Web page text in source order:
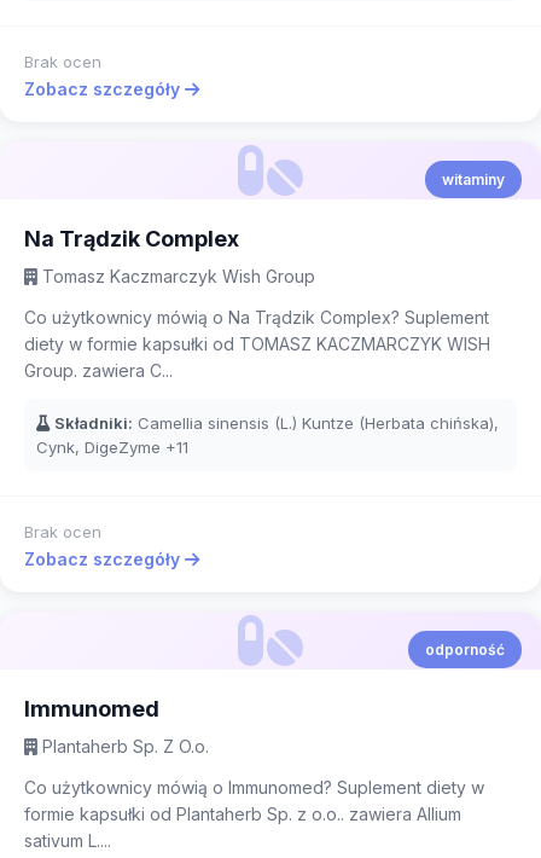
Brak ocen
Zobacz szczegóły
witaminy
Na Trądzik Complex
Tomasz Kaczmarczyk Wish Group
Co użytkownicy mówią o Na Trądzik Complex? Suplement
diety w formie kapsułki od TOMASZ KACZMARCZYK WISH
Group. zawiera C...
Składniki: Camellia sinensis (L.) Kuntze (Herbata chińska),
Cynk, DigeZyme +11
Brak ocen
Zobacz szczegóły
odporność
Immunomed
Plantaherb Sp. Z O.o.
Co użytkownicy mówią o Immunomed? Suplement diety w
formie kapsułki od Plantaherb Sp. z o.o.. zawiera Allium
sativum L....